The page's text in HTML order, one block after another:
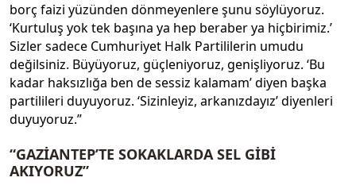
borç faizi yüzünden dönmeyenlere şunu söylüyoruz.
‘Kurtuluş yok tek başına ya hep beraber ya hiçbirimiz.’
Sizler sadece Cumhuriyet Halk Partililerin umudu
değilsiniz. Büyüyoruz, güçleniyoruz, genişliyoruz. ‘Bu
kadar haksızlığa ben de sessiz kalamam’ diyen başka
partilileri duyuyoruz. ‘Sizinleyiz, arkanızdayız’ diyenleri
duyuyoruz.”
“GAZİANTEP’TE SOKAKLARDA SEL GİBİ
AKIYORUZ”